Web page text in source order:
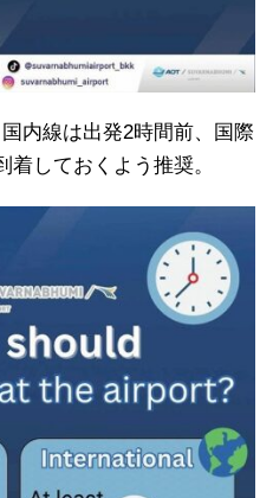
内線は出発2時間前、国際
しておくよう推奨。